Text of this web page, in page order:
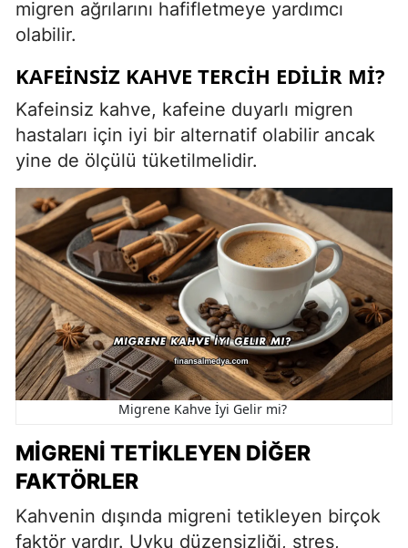
migren ağrılarını hafifletmeye yardımcı
olabilir.
KAFEINSIZ KAHVE TERCIH EDILIR MI?
Kafeinsiz kahve, kafeine duyarlı migren
hastaları için iyi bir alternatif olabilir ancak
yine de ölçülü tüketilmelidir.
Migrene Kahve İyi Gelir mi?
MIGRENI TETIKLEYEN DIĞER
FAKTÖRLER
Kahvenin dışında migreni tetikleyen birçok
faktör vardır. Uyku düzensizliği, stres,